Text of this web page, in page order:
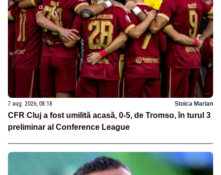
7 aug. 2026, 08:18 Stoica Marian
CFR Cluj a fost umilită acasă, 0-5, de Tromso, în turul 3
preliminar al Conference League